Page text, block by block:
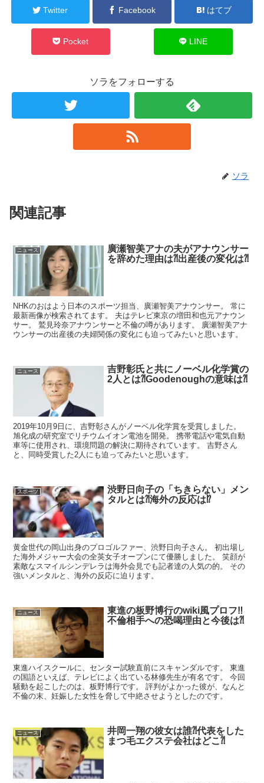
Twitter Facebook はてブ
Pocket LINE
ソラをフォローする
ソラ
関連記事
ニュース
廣瀬智美アナの夫がアナウンサー
を辞めた理由は⁈出産後の変化は⁈
NHKのおはよう日本のスポーツ担当、廣瀬智美アナウンサー。 常に
最新画像が検索されてます。 夫はテレビ東京の増田和也元アナウン
サー。 鷲見玲奈アナウンサーと不倫の噂があります。 廣瀬智美アナ
ウンサーの出産後の夫婦関係の変化にも迫ってみたいと思います。
ニュース
吉野彰氏と共にノーベル化学賞の
2人とは⁈Goodenoughの意味は⁈
2019年10月9日に、吉野彰さんがノーベル化学賞を受賞しました。
旭化成の研究室でリチウムイオン電池を開発。 携帯電話や電気自動
車等に使用され、環境問題の解決に期待されています。 吉野さん
と、同時受賞した2人にも迫ってみたいと思います。
スポーツ
渋野日向子の「ちきらない」メン
タルとは⁈海外の反応は⁉︎
黄金世代の岡山出身のプロゴルファー、渋野日向子さん。 初出場し
た海外メジャー大会の全英女子オープンにて優勝しました。 笑顔が
素敵なスマイルシンデレラは海外会見でも記者達の人気の的。 その
強いメンタルと、海外の反応に迫ります。
ニュース
東進の板野博行のwiki風プロフ‼︎
不倫相手への恐喝理由と今後は⁈
東進ハイスクールに、センター試験直前にスキャンダルです。 東進
の国語といえば、テレビによく出ている林修先生が有名です。 今回
騒動を起こしたのは、板野博行です。 評判がよかった彼が、なんと
不倫の末、妊娠した女性を脅して中絶させようとしたのです。
ニュース
井岡一翔の彼女は誰⁈代表をした
まつ毛エクステ会社はどこ⁈